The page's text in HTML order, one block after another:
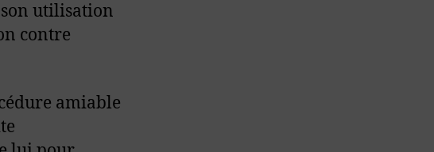
utilisation
contre
amiable